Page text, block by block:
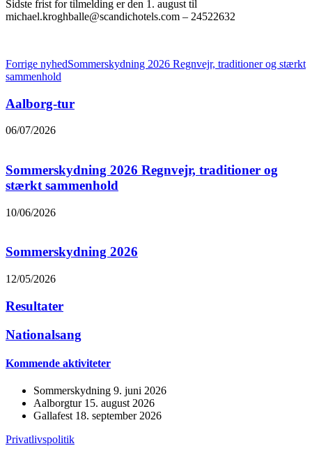
Sidste frist for tilmelding er den 1. august til
michael.kroghballe@scandichotels.com – 24522632
Forrige nyhedSommerskydning 2026 Regnvejr, traditioner og stærkt
sammenhold
Aalborg-tur
06/07/2026
Sommerskydning 2026 Regnvejr, traditioner og
stærkt sammenhold
10/06/2026
Sommerskydning 2026
12/05/2026
Resultater
Nationalsang
Kommende aktiviteter
Sommerskydning 9. juni 2026
Aalborgtur 15. august 2026
Gallafest 18. september 2026
Privatlivspolitik